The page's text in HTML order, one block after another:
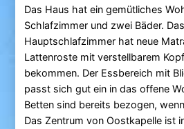
Das Haus hat ein gemütliches
Schlafzimmer und zwei Bäder. Das
Hauptschlafzimmer hat neue
Lattenroste mit verstellbarem
bekommen. Der Essbereich mit
passt sich gut ein in das offene
Betten sind bereits bezogen,
Das Zentrum von Oostkapelle ist